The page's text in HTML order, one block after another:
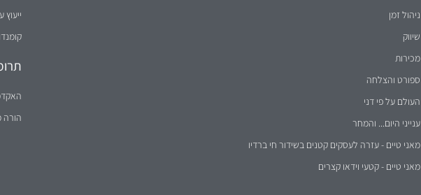
ניהול זמן
שיווק
מכירות
ספורט והצלחה
העולם על פי דני
ענייני היום... והמחר
מאני טיים - עזרה לעסקים קטנים בשידור חי ברדיו
מאני טיים - קטעי וידאו קצרים
ייעוץ
הורה